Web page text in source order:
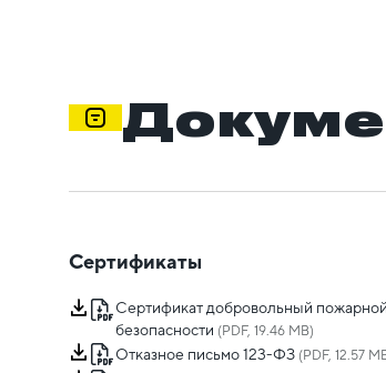
Сертификаты
Сертификат добровольный пожарной
безопасности (PDF, 19.46 MB)
Отказное письмо 123-ФЗ (PDF, 12.57